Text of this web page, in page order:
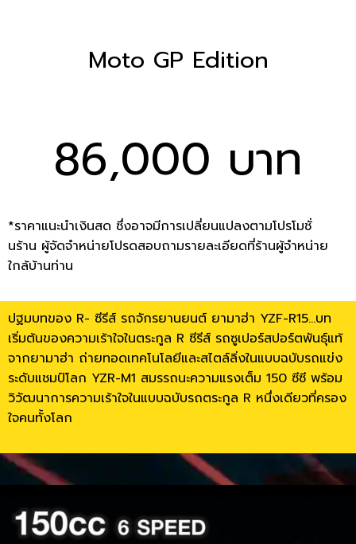
Moto GP Edition
86,000 บาท
*ราคาแนะนำเงินสด ซึ่งอาจมีการเปลี่ยนแปลงตามโปรโมชั่
นร้าน ผู้จัดจำหน่ายโปรดสอบถามรายละเอียดที่ร้านผู้จำหน่าย
ใกล้บ้านท่าน
ปฐมบทของ R- ซีรีส์ รถจักรยานยนต์ ยามาฮ่า YZF-R15…บท
เริ่มต้นของความเร้าใจในตระกูล R ซีรีส์ รถซูเปอร์สปอร์ตพันธุ์แท้
จากยามาฮ่า ถ่ายทอดเทคโนโลยีและสไตล์ลิ่งในแบบฉบับรถแข่ง
ระดับแชมป์โลก YZR-M1 สมรรถนะความแรงเต็ม 150 ซีซี พร้อม
วิวัฒนาการความเร้าใจในแบบฉบับรถตระกูล R หนึ่งเดียวที่ครอง
ใจคนทั้งโลก